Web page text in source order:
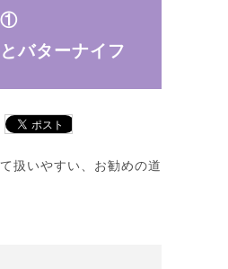
①
バターナイフ
扱いやすい、お勧めの道